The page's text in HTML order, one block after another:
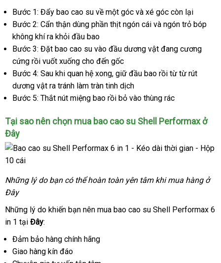
Bước 1: Đẩy bao cao su về một góc và xé góc còn lại
Bước 2: Cẩn thận dùng phần thịt ngón cái và ngón trỏ bóp
không khí ra khỏi đầu bao
Bước 3: Đặt bao cao su vào đầu dương vật đang cương
cứng rồi vuốt xuống cho đến gốc
Bước 4: Sau khi quan hệ xong, giữ đầu bao rồi từ từ rút
dương vật ra tránh làm tràn tinh dịch
Bước 5: Thắt nút miệng bao rồi bỏ vào thùng rác
Tại sao nên chọn mua bao cao su Shell Performax ở
Đây
Những lý do bạn có thể hoàn toàn yên tâm khi mua hàng ở
Đây
Những lý do khiến bạn nên mua bao cao su Shell Performax 6
in 1 tại Đây:
Đảm bảo hàng chính hãng
Giao hàng kín đáo